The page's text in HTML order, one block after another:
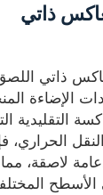
ذاتي
ذاتي
الإضاءة
التقليدية
الحراري،
لاصقة،